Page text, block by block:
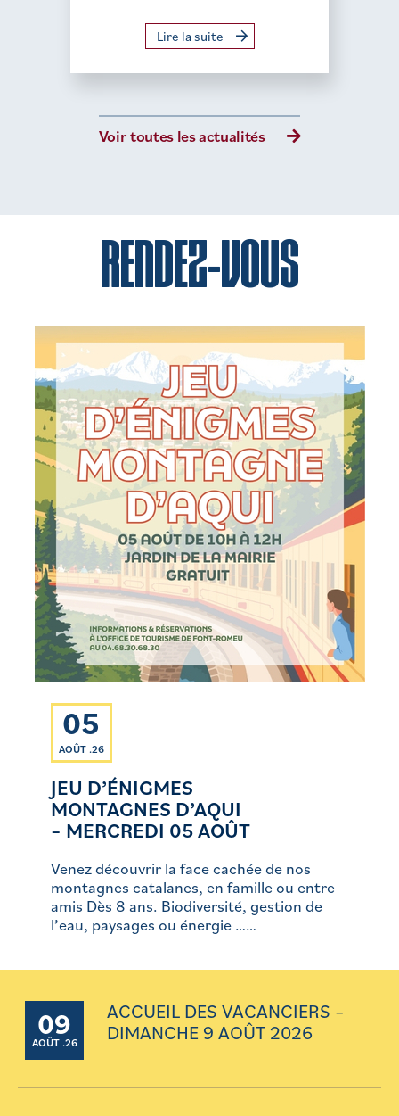
Lire la suite
Voir toutes les actualités
RENDEZ-VOUS
05
AOÛT .26
JEU D’ÉNIGMES
MONTAGNES D’AQUI
– MERCREDI 05 AOÛT
Venez découvrir la face cachée de nos
montagnes catalanes, en famille ou entre
amis Dès 8 ans. Biodiversité, gestion de
l’eau, paysages ou énergie ……
09
AOÛT .26
ACCUEIL DES VACANCIERS –
DIMANCHE 9 AOÛT 2026